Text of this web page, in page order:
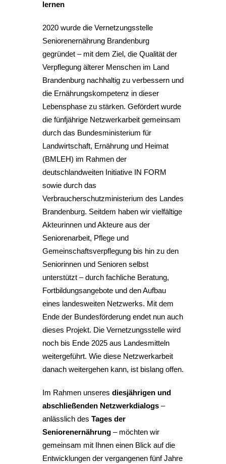
lernen
2020 wurde die Vernetzungsstelle
Seniorenernährung Brandenburg
gegründet – mit dem Ziel, die Qualität der
Verpflegung älterer Menschen im Land
Brandenburg nachhaltig zu verbessern und
die Ernährungskompetenz in dieser
Lebensphase zu stärken. Gefördert wurde
die fünfjährige Netzwerkarbeit gemeinsam
durch das Bundesministerium für
Landwirtschaft, Ernährung und Heimat
(BMLEH) im Rahmen der
deutschlandweiten Initiative IN FORM
sowie durch das
Verbraucherschutzministerium des Landes
Brandenburg. Seitdem haben wir vielfältige
Akteurinnen und Akteure aus der
Seniorenarbeit, Pflege und
Gemeinschaftsverpflegung bis hin zu den
Seniorinnen und Senioren selbst
unterstützt – durch fachliche Beratung,
Fortbildungsangebote und den Aufbau
eines landesweiten Netzwerks. Mit dem
Ende der Bundesförderung endet nun auch
dieses Projekt. Die Vernetzungsstelle wird
noch bis Ende 2025 aus Landesmitteln
weitergeführt. Wie diese Netzwerkarbeit
danach weitergehen kann, ist bislang offen.
Im Rahmen unseres diesjährigen und
abschließenden Netzwerkdialogs –
anlässlich des Tages der
Seniorenernährung – möchten wir
gemeinsam mit Ihnen einen Blick auf die
Entwicklungen der vergangenen fünf Jahre